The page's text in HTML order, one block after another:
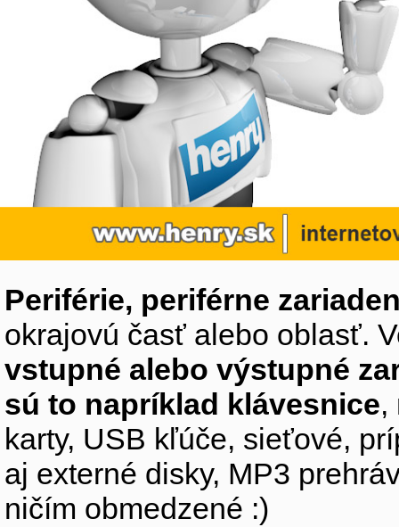
Periférie, periférne
okrajovú časť alebo oblasť.
vstupné alebo výstupné
sú to napríklad klávesnice,
karty, USB kľúče, sieťové,
aj externé disky, MP3
ničím obmedzené :)